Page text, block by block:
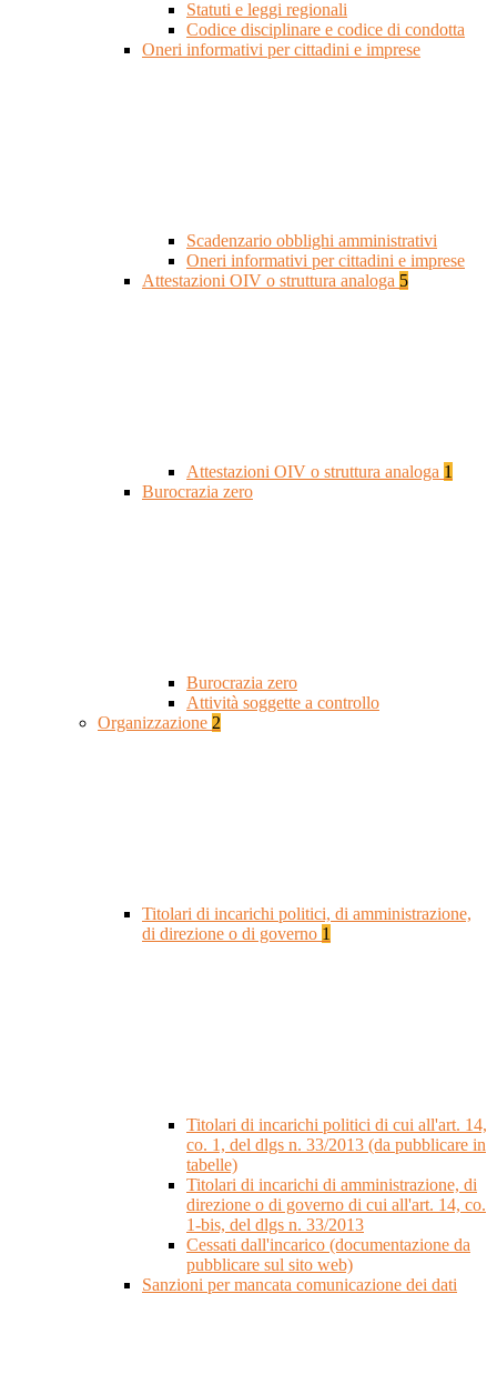
Statuti e leggi regionali
Codice disciplinare e codice di condotta
Oneri informativi per cittadini e imprese
Scadenzario obblighi amministrativi
Oneri informativi per cittadini e imprese
Attestazioni OIV o struttura analoga 5
Attestazioni OIV o struttura analoga 1
Burocrazia zero
Burocrazia zero
Attività soggette a controllo
Organizzazione 2
Titolari di incarichi politici, di amministrazione,
di direzione o di governo 1
Titolari di incarichi politici di cui all'art. 14,
co. 1, del dlgs n. 33/2013 (da pubblicare in
tabelle)
Titolari di incarichi di amministrazione, di
direzione o di governo di cui all'art. 14, co.
1-bis, del dlgs n. 33/2013
Cessati dall'incarico (documentazione da
pubblicare sul sito web)
Sanzioni per mancata comunicazione dei dati